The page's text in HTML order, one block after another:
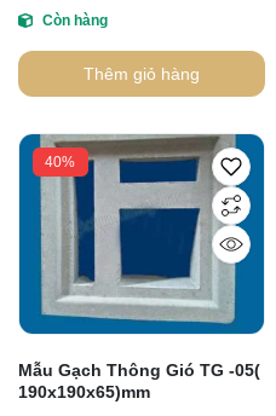
Còn hàng
Thêm giỏ hàng
40%
Mẫu Gạch Thông Gió TG -05(
190x190x65)mm